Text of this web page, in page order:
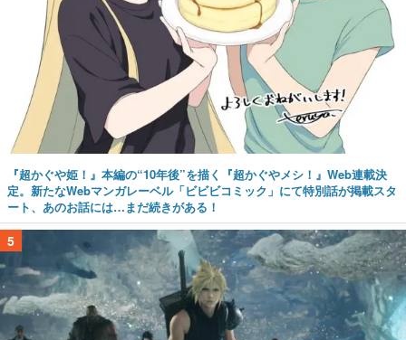
『超かぐや姫！』本編の“10年後”を描く『超かぐやメシ！』Web連載決
定。新たなWebマンガレーベル「ビビビコミック」にて特別話が掲載スタ
ート、あのお話には…まだ続きがある！
5